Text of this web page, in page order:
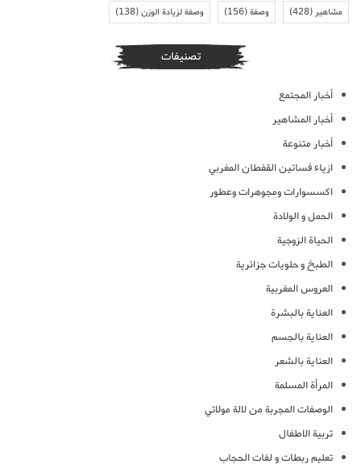
مشاهير(428) وصفة(156) وصفة لزيادة الوزن(138)
تصنيفات
أخبار المجتمع
أخبار المشاهير
أخبار متنوعة
ازياء فساتين القفطان المغربي
اكسسوارات ومجوهرات وعطور
الحمل و الولادة
الحياة الزوجية
الطبخ و حلويات جزائرية
العروس المغربية
العناية بالبشرة
العناية بالجسم
العناية بالشعر
المرأة المسلمة
الوصفات المجربة من لالة مولاتي
تربية الاطفال
تعليم ربطات و لفات الحجاب